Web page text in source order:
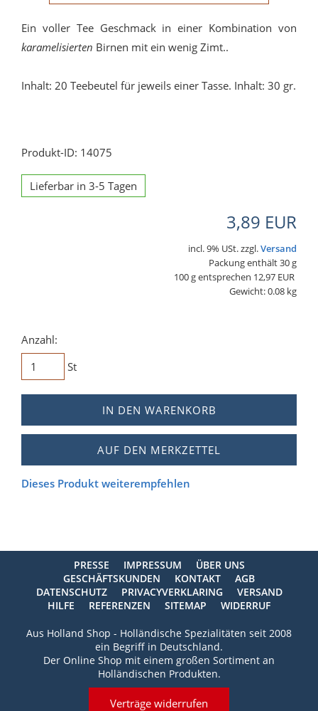
Ein voller Tee Geschmack in einer Kombination von
karamelisierten Birnen mit ein wenig Zimt..
Inhalt: 20 Teebeutel für jeweils einer Tasse. Inhalt: 30 gr.
Produkt-ID: 14075
Lieferbar in 3-5 Tagen
3,89 EUR
incl. 9% USt. zzgl.Versand
Packung enthält 30 g
100 g entsprechen 12,97 EUR
Gewicht: 0.08 kg
Anzahl:
St
IN DEN WARENKORB
AUF DEN MERKZETTEL
Dieses Produkt weiterempfehlen
PRESSE IMPRESSUM
ÜBER UNS
GESCHÄFTSKUNDEN
KONTAKT
AGB
DATENSCHUTZ
PRIVACYVERKLARING
VERSAND
HILFE
REFERENZEN SITEMAP WIDERRUF
Aus Holland Shop - Holländische Spezialitäten seit 2008
ein Begriff in Deutschland.
Der Online Shop mit einem großen Sortiment an
Holländischen Produkten.
Verträge widerrufen